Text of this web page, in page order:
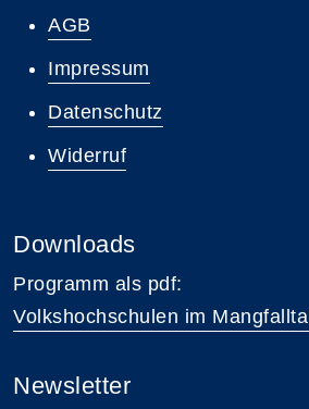
AGB
Impressum
Datenschutz
Widerruf
Downloads
Programm als pdf:
Volkshochschulen im Mangfalltal
Newsletter